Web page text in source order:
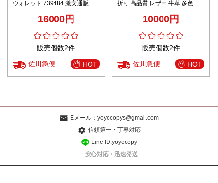
ウォレット 739484 激安通販 高
上げ レビュー高リピ率 確実に届
16000円
販売個数2件
佐川急便 HOT
折り 高品質 レザー 牛革 多色可
10000円
販売個数2件
佐川急便 HOT
Eメール： yoyocopys@gmail.com
信頼第一・丁寧対応
Line ID:yoyocopy
安心対応・迅速発送